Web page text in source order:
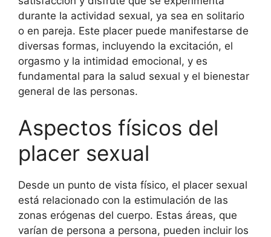
durante la actividad sexual, ya sea en solitario
o en pareja. Este placer puede manifestarse de
diversas formas, incluyendo la excitación, el
orgasmo y la intimidad emocional, y es
fundamental para la salud sexual y el bienestar
general de las personas.
Aspectos físicos del
placer sexual
Desde un punto de vista físico, el placer sexual
está relacionado con la estimulación de las
zonas erógenas del cuerpo. Estas áreas, que
varían de persona a persona, pueden incluir los